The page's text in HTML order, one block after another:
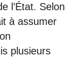
l’État. Selon
à assumer
plusieurs